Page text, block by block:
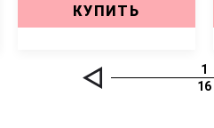
КУПИТЬ
1
16